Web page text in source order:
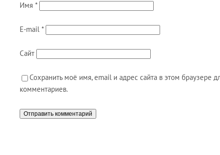
Имя *
E-mail *
Сайт
Сохранить моё имя, email и адрес сайта в этом браузере
комментариев.